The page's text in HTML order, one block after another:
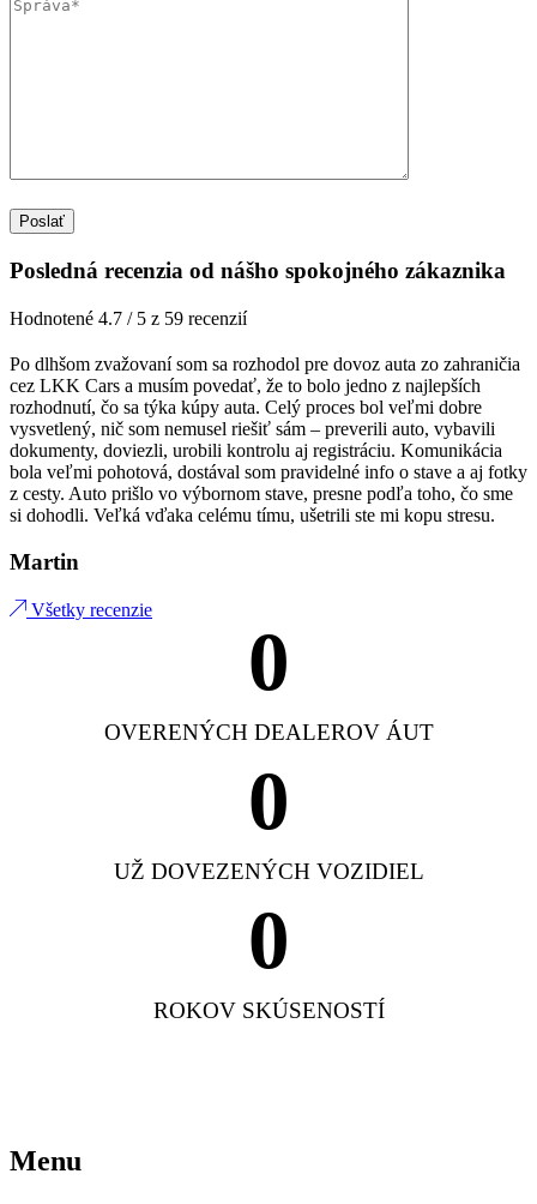
Posledná recenzia od nášho spokojného zákaznika
Hodnotené 4.7 / 5 z 59 recenzií
Po dlhšom zvažovaní som sa rozhodol pre dovoz auta zo zahraničia
cez LKK Cars a musím povedať, že to bolo jedno z najlepších
rozhodnutí, čo sa týka kúpy auta. Celý proces bol veľmi dobre
vysvetlený, nič som nemusel riešiť sám – preverili auto, vybavili
dokumenty, doviezli, urobili kontrolu aj registráciu. Komunikácia
bola veľmi pohotová, dostával som pravidelné info o stave a aj fotky
z cesty. Auto prišlo vo výbornom stave, presne podľa toho, čo sme
si dohodli. Veľká vďaka celému tímu, ušetrili ste mi kopu stresu.
Martin
Všetky recenzie
OVERENÝCH DEALEROV ÁUT
0
UŽ DOVEZENÝCH VOZIDIEL
0
ROKOV SKÚSENOSTÍ
0
Menu